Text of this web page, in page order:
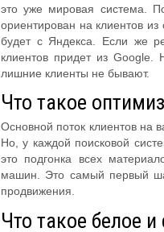
это уже мировая система.
ориентирован на клиентов
будет с Яндекса. Если же
клиентов придет из
лишние клиенты не бывают.
Что такое
Основной поток клиентов на
Но, у каждой поисковой
это подгонка всех
машин. Это самый первый
продвижения.
Что такое белое